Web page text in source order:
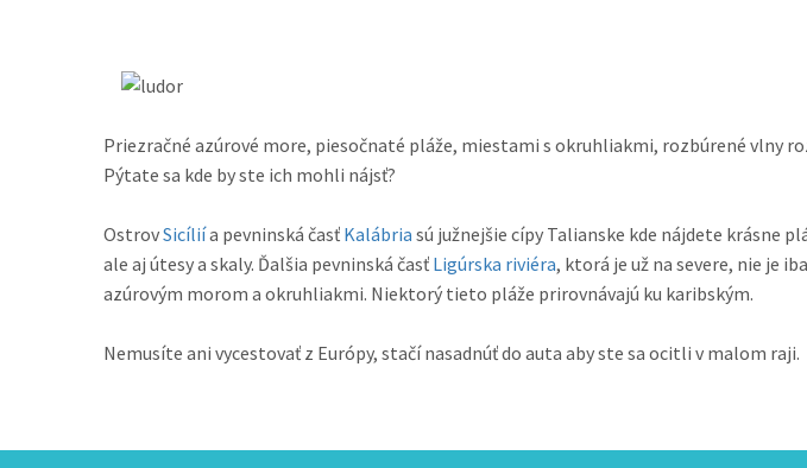
Priezračné azúrové more, piesočnaté pláže, miestami s okruhliakmi, rozbúrené vlny
Pýtate sa kde by ste ich mohli nájsť?
OstrovSicíliía pevninská časť Kalábria sú južnejšie cípy Talianske kde nájdete krásne
ale aj útesy a skaly. Ďalšia pevninská časť Ligúrska riviéra, ktorá je už na severe, nie je
azúrovým morom a okruhliakmi. Niektorý tieto pláže prirovnávajú ku karibským.
Nemusíte ani vycestovať z Európy, stačí nasadnúť do auta aby ste sa ocitli v malom raji.